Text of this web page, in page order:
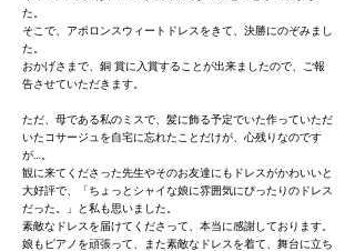
た。
そこで、アポロンスウィートドレスをきて、決勝にのぞみまし
た。
おかげさまで、銅 賞に入賞することが出来ましたので、ご報
告させていただきます。
ただ、母である私のミスで、髪に飾る予定でいた作っていただ
いたコサージュを自宅に忘れたことだけが、心残りなのです
が…。
観に来てくださった先生やそのお友達にもドレスがかわいいと
大好評で、「ちょっとシャイな娘に雰囲気にぴったりのドレス
だった。」と私も思いました。
素敵なドレスを届けてくださって、本当に感謝しております。
娘もピアノを頑張って、また素敵なドレスを着て、舞台に立ち